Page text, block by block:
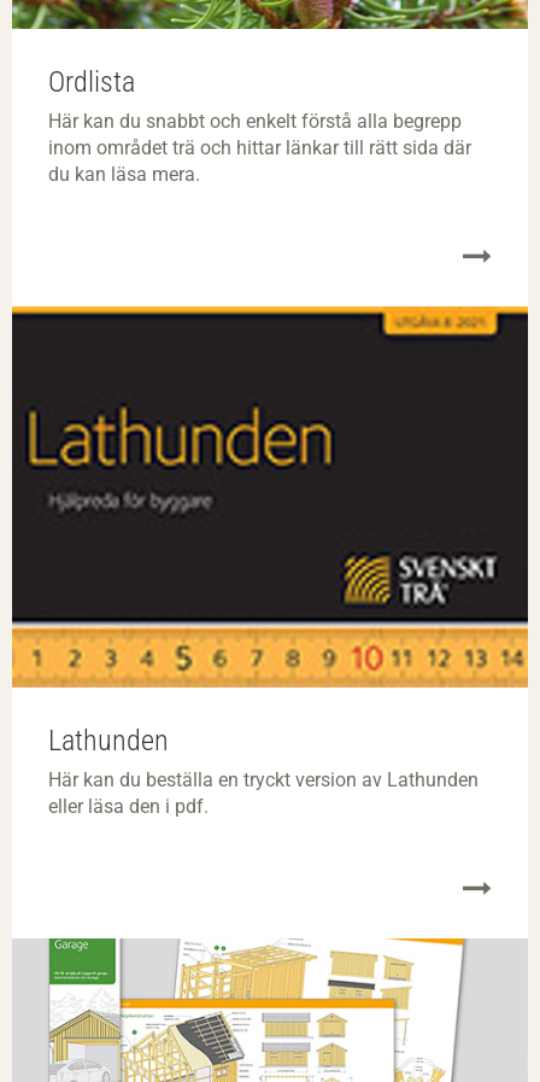
Ordlista
Här kan du snabbt och enkelt förstå alla begrepp
inom området trä och hittar länkar till rätt sida där
du kan läsa mera.
Lathunden
Här kan du beställa en tryckt version av Lathunden
eller läsa den i pdf.